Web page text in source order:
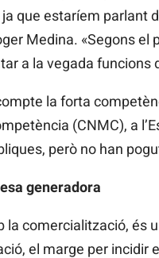
que estaríem parlant
Medina. «Segons
a la vegada funcions
la forta
(CNMC), a
però no han
generadora
la comercialització, és
el marge per